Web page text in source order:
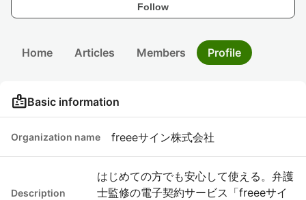
Follow
Home Articles Members Profile
badgeBasic information
Organization name freeeサイン株式会社
Description
はじめての方でも安心して使える。弁護
士監修の電子契約サービス「freeeサイ